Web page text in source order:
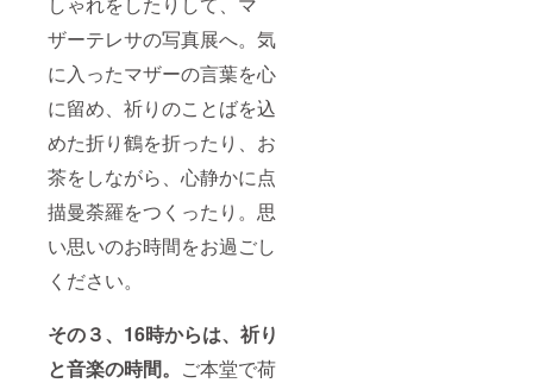
ザーテレサの写真展へ。気
に入ったマザーの言葉を心
に留め、祈りのことばを込
めた折り鶴を折ったり、お
茶をしながら、心静かに点
描曼荼羅をつくったり。思
い思いのお時間をお過ごし
ください。
その３、16時からは、祈り
と音楽の時間。 ご本堂で荷